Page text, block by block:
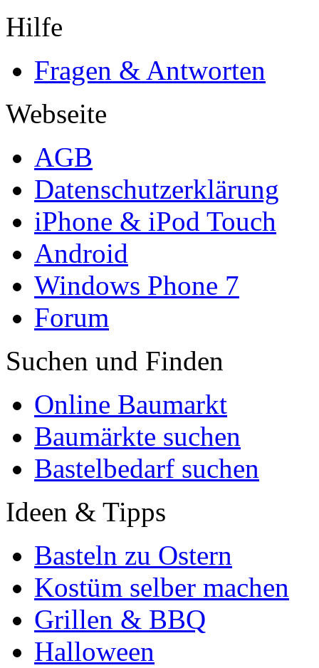
Hilfe
Fragen & Antworten
Webseite
AGB
Datenschutzerklärung
iPhone & iPod Touch
Android
Windows Phone 7
Forum
Suchen und Finden
Online Baumarkt
Baumärkte suchen
Bastelbedarf suchen
Ideen & Tipps
Basteln zu Ostern
Kostüm selber machen
Grillen & BBQ
Halloween